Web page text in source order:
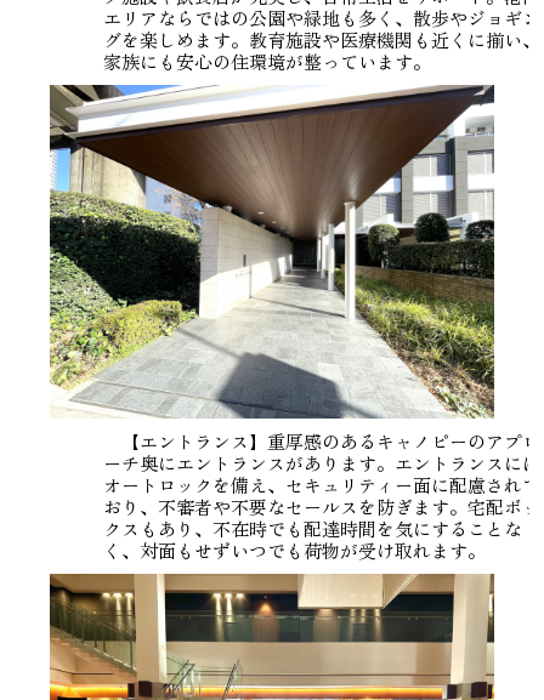
エリアならではの公園や緑地も多く、散歩やジョギン
グを楽しめます。教育施設や医療機関も近くに揃い、
家族にも安心の住環境が整っています。
【エントランス】重厚感のあるキャノピーのアプロ
ーチ奥にエントランスがあります。エントランスには
オートロックを備え、セキュリティー面に配慮されて
おり、不審者や不要なセールスを防ぎます。宅配ボッ
クスもあり、不在時でも配達時間を気にすることな
く、対面もせずいつでも荷物が受け取れます。